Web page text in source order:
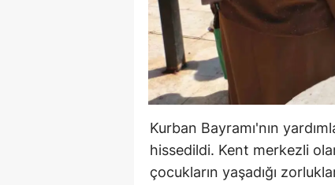
Kurban Bayramı'nın
hissedildi. Kent merkezli
çocukların yaşadığı